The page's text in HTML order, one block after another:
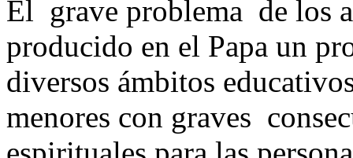
El grave problema de los
producido en el Papa un
diversos ámbitos
menores con graves